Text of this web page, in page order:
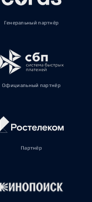
Генеральный партнёр
Официальный партнёр
Партнёр